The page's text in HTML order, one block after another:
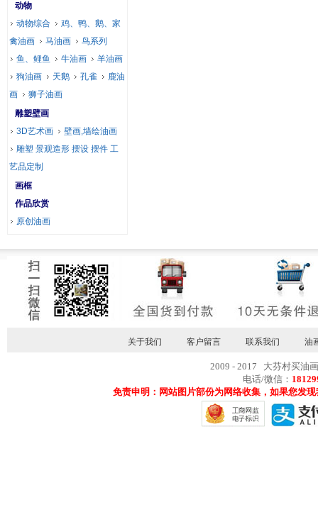
动物
动物综合
鸡、鸭、鹅、家
禽油画
马油画
鸟系列
鱼、鲤鱼
牛油画
羊油画
狗油画
天鹅 孔雀
鹿油
画
狮子油画
雕塑壁画
3D艺术画
壁画,墙绘油画
雕塑 景观造形 摆设 摆件 工
艺品定制
画框
作品欣赏
原创油画
关于我们 客户留言 联系我们 油
2009 - 2017 大芬村买油
电话/微信：
免责申明：网站图片部份为网络收集，如果您发